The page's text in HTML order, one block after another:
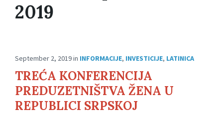
2019
September 2, 2019in INFORMACIJE, INVESTICIJE, LATINICA
TREĆA KONFERENCIJA
PREDUZETNIŠTVA ŽENA U
REPUBLICI SRPSKOJ